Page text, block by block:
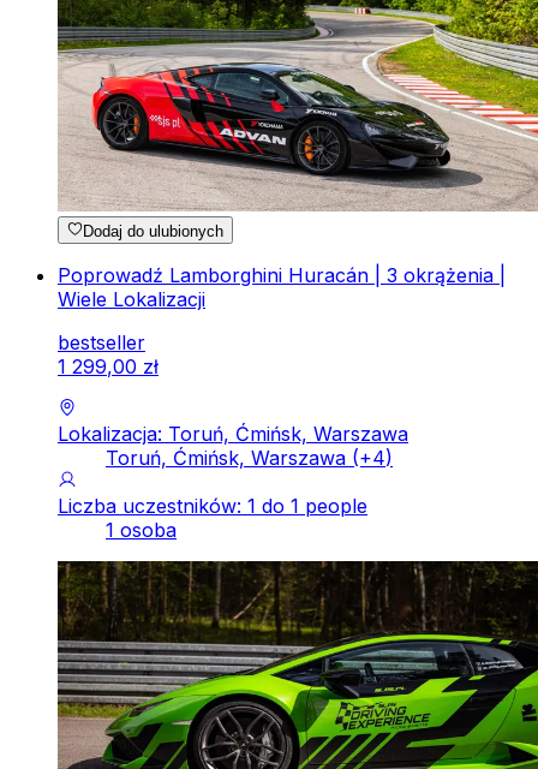
Dodaj do ulubionych
Poprowadź Lamborghini Huracán | 3 okrążenia |
Wiele Lokalizacji
bestseller
1 299,00 zł
Lokalizacja: Toruń, Ćmińsk, Warszawa
Toruń, Ćmińsk, Warszawa (+4)
Liczba uczestników: 1 do 1 people
1 osoba